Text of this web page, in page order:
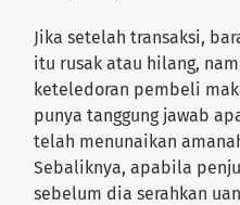
Jika setelah transaksi,
itu rusak atau hilang,
keteledoran pembeli
punya tanggung jawab
telah menunaikan
Sebaliknya, apabila
sebelum dia serahkan